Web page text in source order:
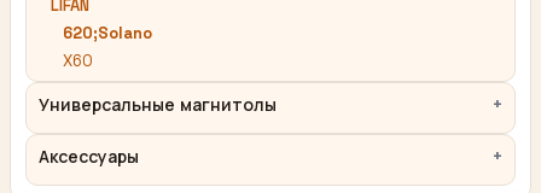
LIFAN
620;Solano
X60
Универсальные магнитолы
Аксессуары